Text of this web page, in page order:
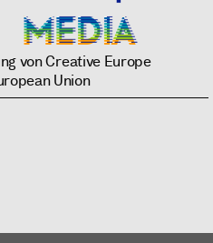
von Creative Europe
Union